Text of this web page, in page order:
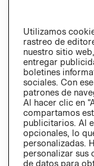
Utilizamos
rastreo de
nuestro sitio
entregar
boletines
sociales. Con
patrones de
Al hacer clic en
compartamos
publicitarios. Al
opcionales, lo
personalizadas.
personalizar sus
de datos para